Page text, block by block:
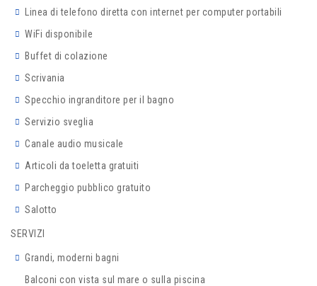
Linea di telefono diretta con internet per computer portabili
WiFi disponibile
Buffet di colazione
Scrivania
Specchio ingranditore per il bagno
Servizio sveglia
Canale audio musicale
Articoli da toeletta gratuiti
Parcheggio pubblico gratuito
Salotto
SERVIZI
Grandi, moderni bagni
Balconi con vista sul mare o sulla piscina